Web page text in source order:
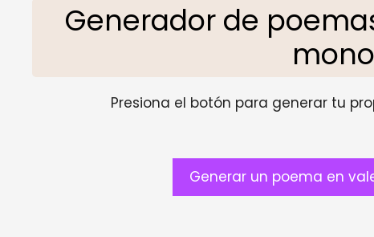
Generador de
Presiona el botón para generar tu
Generar un poema en